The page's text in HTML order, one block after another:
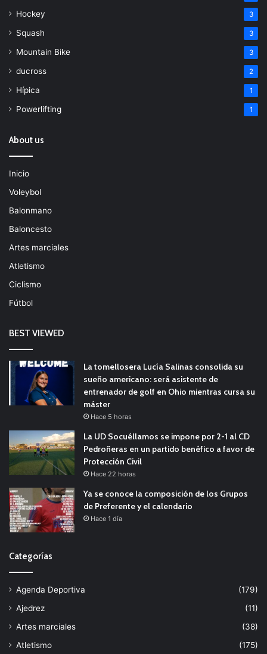
Hockey 3
Squash 3
Mountain Bike 3
ducross 2
Hípica 1
Powerlifting 1
About us
Inicio
Voleybol
Balonmano
Baloncesto
Artes marciales
Atletismo
Ciclismo
Fútbol
BEST VIEWED
La tomellosera Lucía Salinas consolida su
sueño americano: será asistente de
entrenador de golf en Ohio mientras cursa su
máster
Hace 5 horas
La UD Socuéllamos se impone por 2-1 al CD
Pedroñeras en un partido benéfico a favor de
Protección Civil
Hace 22 horas
Ya se conoce la composición de los Grupos
de Preferente y el calendario
Hace 1 día
Categorías
Agenda Deportiva
(179)
Ajedrez
(11)
Artes marciales
(38)
Atletismo
(175)